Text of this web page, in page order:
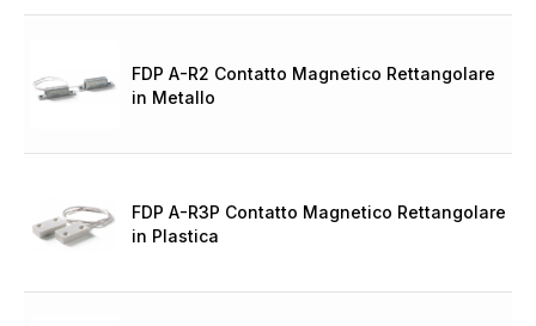
FDP A-R2 Contatto Magnetico Rettangolare
in Metallo
FDP A-R3P Contatto Magnetico Rettangolare
in Plastica